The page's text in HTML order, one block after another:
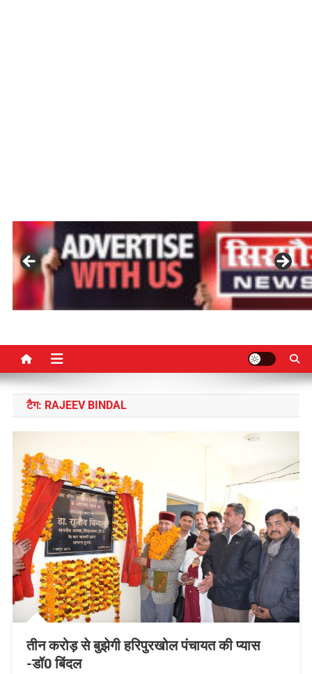
टैग: RAJEEV BINDAL
तीन करोड़ से बुझेगी हरिपुरखोल पंचायत की प्यास
-डॉ0 बिंदल